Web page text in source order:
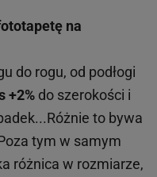
na
do rogu, od podłogi
+2% do szerokości i
to bywa
tym w samym
różnica w rozmiarze,